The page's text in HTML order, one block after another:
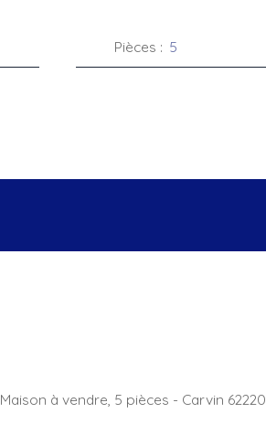
Pièces : 5
Maison à vendre, 5 pièces - Carvin 62220